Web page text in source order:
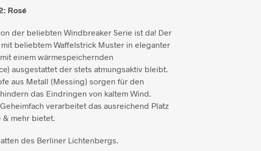
Rosé
der beliebten Windbreaker Serie ist da! Der
beliebtem Waffelstrick Muster in eleganter
einem wärmespeichernden
ausgestattet der stets atmungsaktiv bleibt.
aus Metall (Messing) sorgen für den
das Eindringen von kaltem Wind.
verarbeitet das ausreichend Platz
& mehr bietet.
des Berliner Lichtenbergs.